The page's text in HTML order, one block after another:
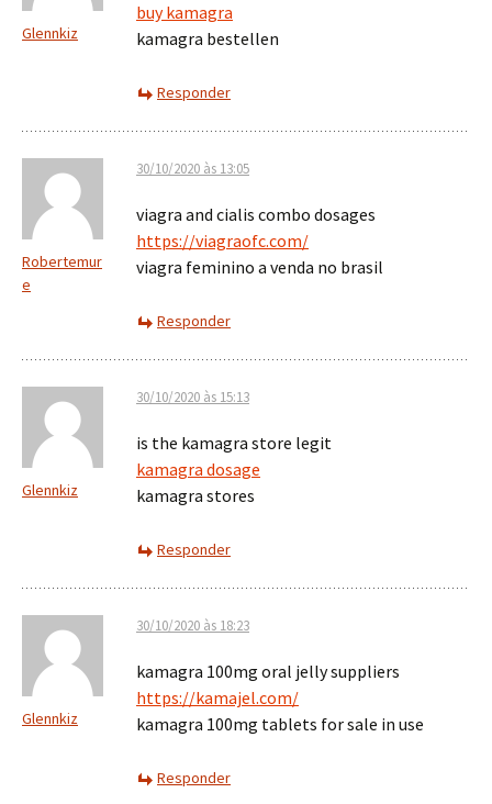
Glennkiz
buy kamagra
kamagra bestellen
Responder
Robertemur
e
30/10/2020 às 13:05
viagra and cialis combo dosages
https://viagraofc.com/
viagra feminino a venda no brasil
Responder
Glennkiz
30/10/2020 às 15:13
is the kamagra store legit
kamagra dosage
kamagra stores
Responder
Glennkiz
30/10/2020 às 18:23
kamagra 100mg oral jelly suppliers
https://kamajel.com/
kamagra 100mg tablets for sale in use
Responder